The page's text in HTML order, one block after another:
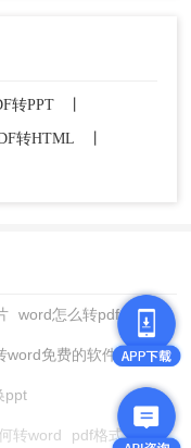
转PPT
转HTML
word怎么转pdf
word免费的软件
ppt
转word pdf格式转换